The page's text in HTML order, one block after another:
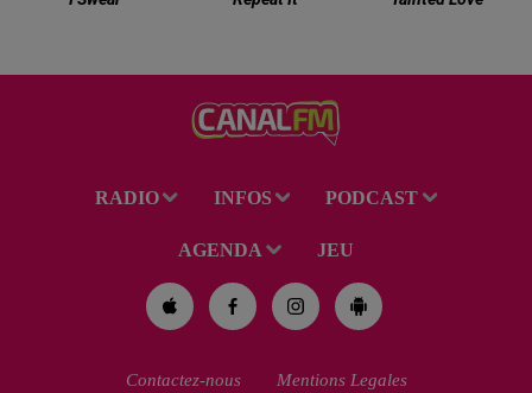
RADIO INFOS PODCAST
AGENDA JEU
Contactez-nous Mentions Legales